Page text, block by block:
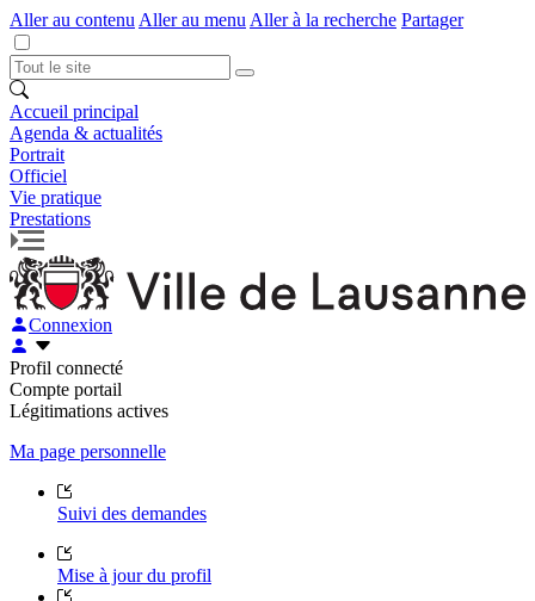
Aller au contenu Aller au menu Aller à la recherche Partager
Accueil principal
Agenda & actualités
Portrait
Officiel
Vie pratique
Prestations
Connexion
Profil connecté
Compte portail
Légitimations actives
Ma page personnelle
Suivi des demandes
Mise à jour du profil